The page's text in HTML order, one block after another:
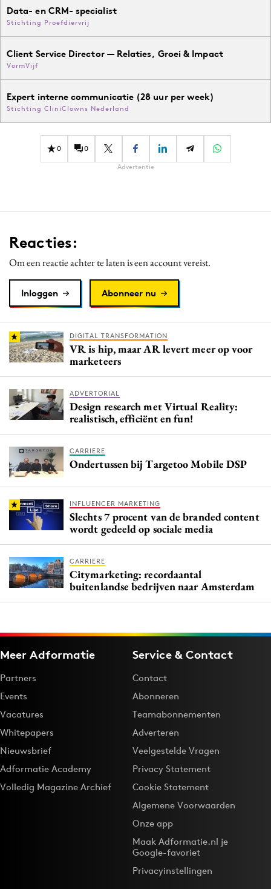
Data- en CRM- specialist
Stichting Proefdiervrij
Client Service Director — Relaties, Groei & Impact
VormVijf
Expert interne communicatie (28 uur per week)
Stichting CliniClowns Nederland
0 0
Advertentie
Reacties:
Om een reactie achter te laten is een account vereist.
Inloggen Abonneer nu
DIGITAL TRANSFORMATION
VR is hip, maar AR levert meer op voor
marketeers
ADVERTORIAL
Design research met Virtual Reality:
realistisch, efficiënt en fun!
CARRIERE
Ondertussen bij Targetoo Mobile DSP
INFLUENCER MARKETING
Slechts 7 procent van de branded content
wordt gedeeld op sociale media
CARRIERE
Citymarketing: recordaantal
buitenlandse bedrijven naar Amsterdam
Meer Adformatie
Partners
Events
Vacatures
Whitepapers
Nieuwsbrief
Adformatie Academy
Volledig Magazine Archief
Service & Contact
Contact
Abonneren
Teamabonnementen
Adverteren
Veelgestelde Vragen
Privacy Statement
Cookie Statement
Algemene Voorwaarden
Onze app
Maak Adformatie.nl je
Google-favoriet
Privacyinstellingen